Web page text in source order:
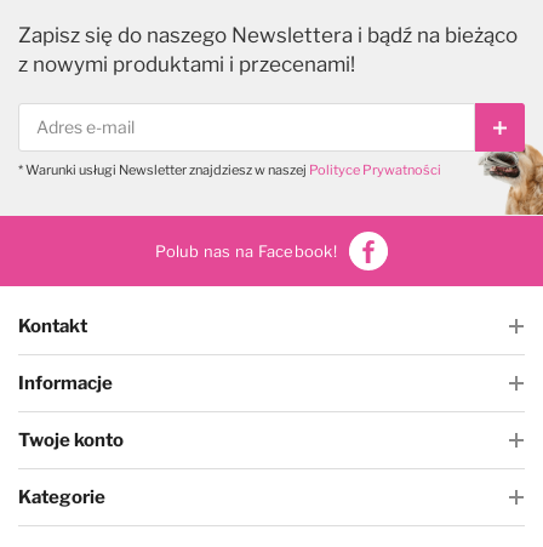
Zapisz się do naszego Newslettera i bądź na bieżąco
z nowymi produktami i przecenami!
* Warunki usługi Newsletter znajdziesz w naszej Polityce Prywatności
Polub nas na Facebook!
Kontakt
Informacje
Twoje konto
Kategorie